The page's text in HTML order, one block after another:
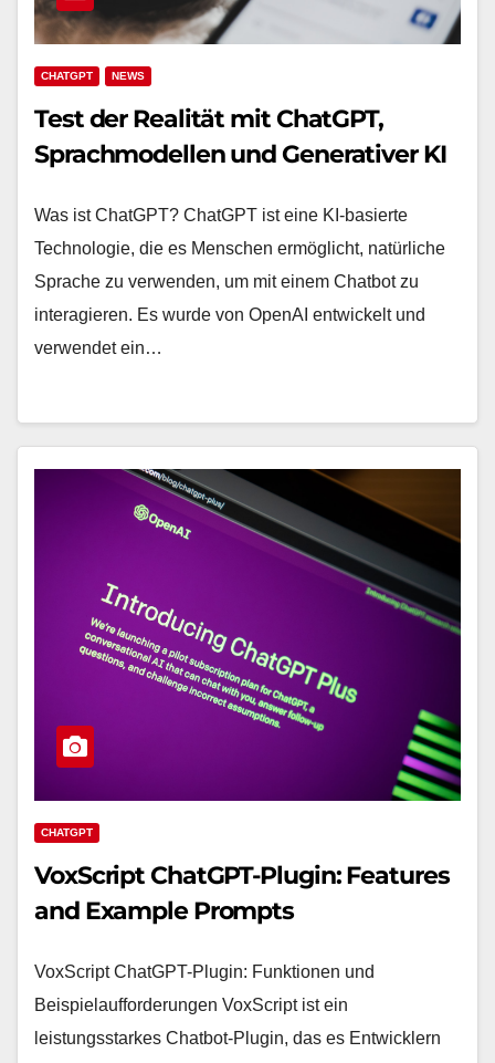
CHATGPT NEWS
Test der Realität mit ChatGPT,
Sprachmodellen und Generativer KI
Was ist ChatGPT? ChatGPT ist eine KI-basierte
Technologie, die es Menschen ermöglicht, natürliche
Sprache zu verwenden, um mit einem Chatbot zu
interagieren. Es wurde von OpenAI entwickelt und
verwendet ein…
CHATGPT
VoxScript ChatGPT-Plugin: Features
and Example Prompts
VoxScript ChatGPT-Plugin: Funktionen und
Beispielaufforderungen VoxScript ist ein
leistungsstarkes Chatbot-Plugin, das es Entwicklern